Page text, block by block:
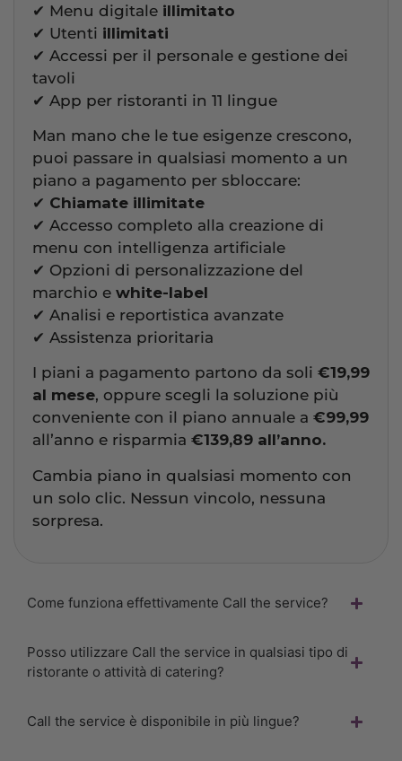
✔ Menu digitale illimitato
✔ Utenti illimitati
✔ Accessi per il personale e gestione dei
tavoli
✔ App per ristoranti in 11 lingue
Man mano che le tue esigenze crescono,
puoi passare in qualsiasi momento a un
piano a pagamento per sbloccare:
✔ Chiamate illimitate
✔ Accesso completo alla creazione di
menu con intelligenza artificiale
✔ Opzioni di personalizzazione del
marchio e white-label
✔ Analisi e reportistica avanzate
✔ Assistenza prioritaria
I piani a pagamento partono da soli €19,99
al mese, oppure scegli la soluzione più
conveniente con il piano annuale a €99,99
all’anno e risparmia €139,89 all’anno.
Cambia piano in qualsiasi momento con
un solo clic. Nessun vincolo, nessuna
sorpresa.
Come funziona effettivamente Call the service?
Posso utilizzare Call the service in qualsiasi tipo di
ristorante o attività di catering?
Call the service è disponibile in più lingue?